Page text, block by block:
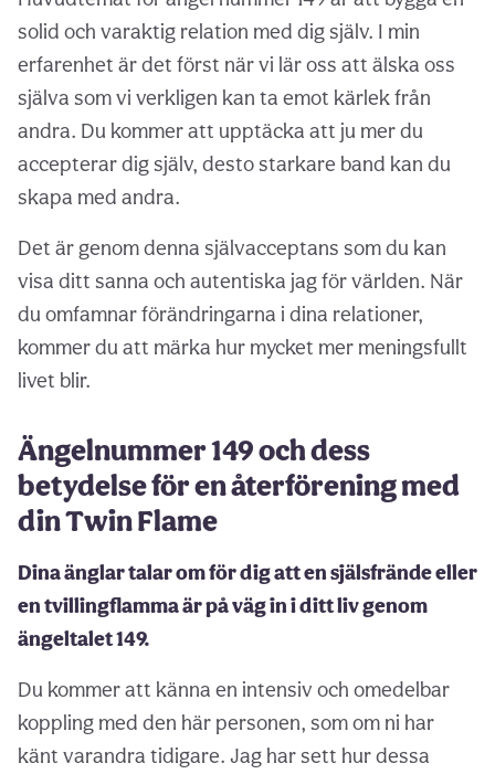
solid och varaktig relation med dig själv. I min
erfarenhet är det först när vi lär oss att älska oss
själva som vi verkligen kan ta emot kärlek från
andra. Du kommer att upptäcka att ju mer du
accepterar dig själv, desto starkare band kan du
skapa med andra.
Det är genom denna självacceptans som du kan
visa ditt sanna och autentiska jag för världen. När
du omfamnar förändringarna i dina relationer,
kommer du att märka hur mycket mer meningsfullt
livet blir.
Ängelnummer 149 och dess
betydelse för en återförening med
din Twin Flame
Dina änglar talar om för dig att en själsfrände eller
en tvillingflamma är på väg in i ditt liv genom
ängeltalet 149.
Du kommer att känna en intensiv och omedelbar
koppling med den här personen, som om ni har
känt varandra tidigare. Jag har sett hur dessa